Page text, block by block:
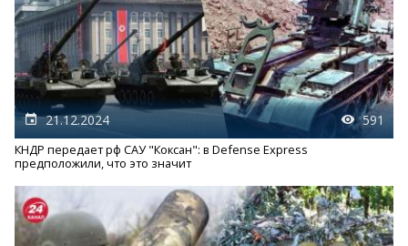
21.12.2024 591
КНДР передает рф САУ "Коксан": в Defense Express
предположили, что это значит